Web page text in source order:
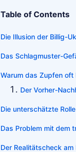
Table of Contents
Die Illusion der Billig-
Das Schlagmuster-
Warum das Zupfen
Der Vorher-
Die unterschätzte
Das Problem mit dem
Der Realitätscheck